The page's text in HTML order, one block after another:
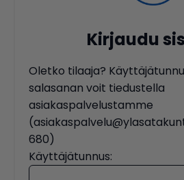
Kirjaudu
Oletko tilaaja?
salasanan voit tiedustella
asiakaspalvelustamme
680)
Käyttäjätunnus: